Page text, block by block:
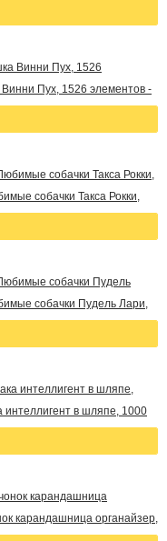
Пух, 1526 элементов -
собачки Такса Рокки,
собачки Пудель Лари,
интеллигент в шляпе, 1000
карандашница органайзер,